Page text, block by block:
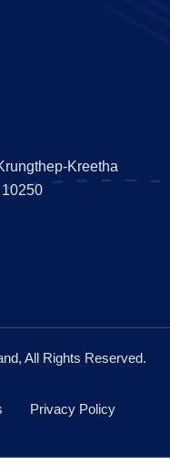
Kreetha
All Rights Reserved.
Privacy Policy